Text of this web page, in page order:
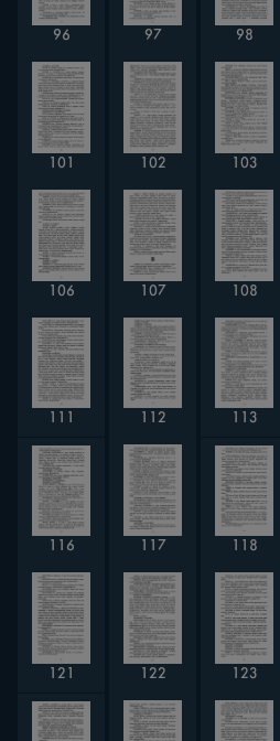
96 97 98
101 102 103
106 107 108
112 113
116 117 118
121 122 123